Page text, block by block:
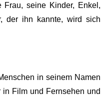
seine Kinder, Enkel,
der ihn kannte, wird sich
in seinem Namen
Film und Fernsehen und